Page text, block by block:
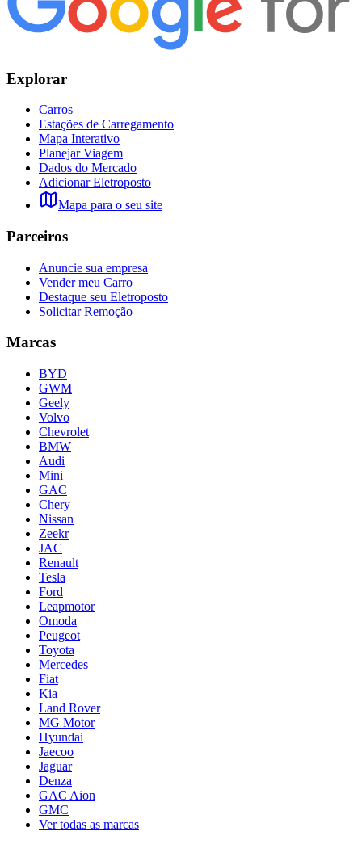
Explorar
Carros
Estações de Carregamento
Mapa Interativo
Planejar Viagem
Dados do Mercado
Adicionar Eletroposto
Mapa para o seu site
Parceiros
Anuncie sua empresa
Vender meu Carro
Destaque seu Eletroposto
Solicitar Remoção
Marcas
BYD
GWM
Geely
Volvo
Chevrolet
BMW
Audi
Mini
GAC
Chery
Nissan
Zeekr
JAC
Renault
Tesla
Ford
Leapmotor
Omoda
Peugeot
Toyota
Mercedes
Fiat
Kia
Land Rover
MG Motor
Hyundai
Jaecoo
Jaguar
Denza
GAC Aion
GMC
Ver todas as marcas